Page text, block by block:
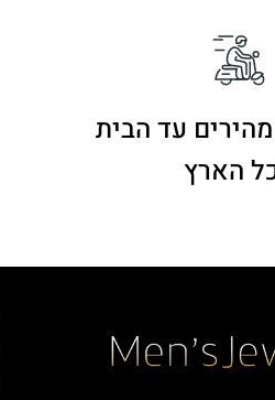
עד הבית
הארץ